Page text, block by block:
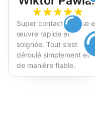
Super contact et mise
œuvre rapide et
soignée. Tout s’est
déroulé simplement et
de manière fiable.
Fortement